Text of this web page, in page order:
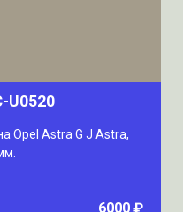
U0520
Opel Astra G J Astra,
6000 ₽